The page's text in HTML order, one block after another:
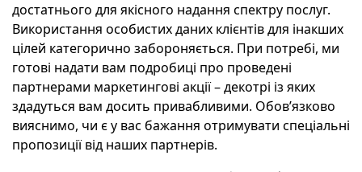
достатнього для якісного надання спектру послуг.
Використання особистих даних клієнтів для інакших
цілей категорично забороняється. При потребі, ми
готові надати вам подробиці про проведені
партнерами маркетингові акції – декотрі із яких
здадуться вам досить привабливими. Обов’язково
вияснимо, чи є у вас бажання отримувати спеціальні
пропозиції від наших партнерів.